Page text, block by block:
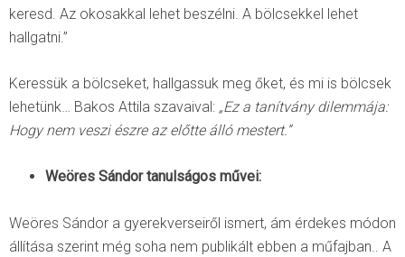
keresd. Az okosakkal lehet beszélni. A bölcsekkel lehet
hallgatni.”
Keressük a bölcseket, hallgassuk meg őket, és mi is bölcsek
lehetünk… Bakos Attila szavaival: „Ez a tanítvány dilemmája:
Hogy nem veszi észre az előtte álló mestert.”
Weöres Sándor tanulságos művei:
Weöres Sándor a gyerekverseiről ismert, ám érdekes módon
állítása szerint még soha nem publikált ebben a műfajban.. A